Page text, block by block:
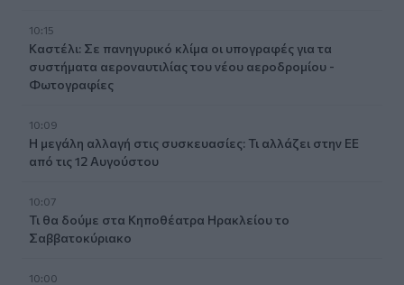
10:15
Καστέλι: Σε πανηγυρικό κλίμα οι υπογραφές για τα
συστήματα αεροναυτιλίας του νέου αεροδρομίου -
Φωτογραφίες
10:09
Η μεγάλη αλλαγή στις συσκευασίες: Τι αλλάζει στην ΕΕ
από τις 12 Αυγούστου
10:07
Τι θα δούμε στα Κηποθέατρα Ηρακλείου το
Σαββατοκύριακο
10:00